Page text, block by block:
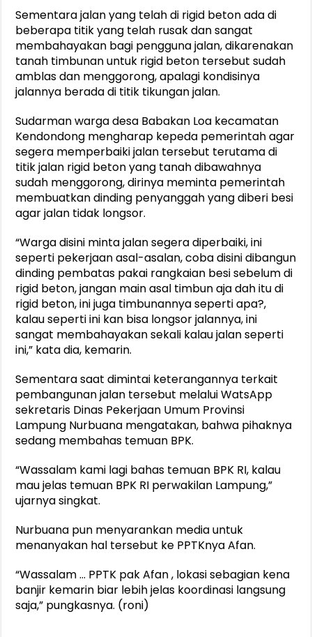
Sementara jalan yang telah di rigid beton ada di
beberapa titik yang telah rusak dan sangat
membahayakan bagi pengguna jalan, dikarenakan
tanah timbunan untuk rigid beton tersebut sudah
amblas dan menggorong, apalagi kondisinya
jalannya berada di titik tikungan jalan.
Sudarman warga desa Babakan Loa kecamatan
Kendondong mengharap kepeda pemerintah agar
segera memperbaiki jalan tersebut terutama di
titik jalan rigid beton yang tanah dibawahnya
sudah menggorong, dirinya meminta pemerintah
membuatkan dinding penyanggah yang diberi besi
agar jalan tidak longsor.
“Warga disini minta jalan segera diperbaiki, ini
seperti pekerjaan asal-asalan, coba disini dibangun
dinding pembatas pakai rangkaian besi sebelum di
rigid beton, jangan main asal timbun aja dah itu di
rigid beton, ini juga timbunannya seperti apa?,
kalau seperti ini kan bisa longsor jalannya, ini
sangat membahayakan sekali kalau jalan seperti
ini,” kata dia, kemarin.
Sementara saat dimintai keterangannya terkait
pembangunan jalan tersebut melalui WatsApp
sekretaris Dinas Pekerjaan Umum Provinsi
Lampung Nurbuana mengatakan, bahwa pihaknya
sedang membahas temuan BPK.
“Wassalam kami lagi bahas temuan BPK RI, kalau
mau jelas temuan BPK RI perwakilan Lampung,”
ujarnya singkat.
Nurbuana pun menyarankan media untuk
menanyakan hal tersebut ke PPTKnya Afan.
“Wassalam … PPTK pak Afan , lokasi sebagian kena
banjir kemarin biar lebih jelas koordinasi langsung
saja,” pungkasnya. (roni)